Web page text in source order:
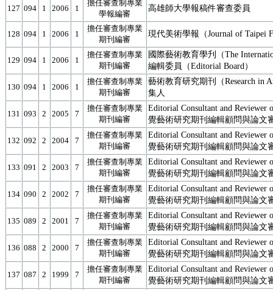
127 094 1 2006 1
擔任審查制專業
學報編審
高雄師大學報稿件審查委員
128 094 1 2006 1
擔任審查制專業
期刊編審
現代美術學報（Journal of Taipei
129 094 1 2006 1
擔任審查制專業
期刊編審
國際藝術教育學刋（The
編輯委員（Editorial Board）
130 094 1 2006 1
擔任審查制專業
期刊編審
藝術教育研究期刊（Research in
集人
131 093 2 2005 7
擔任審查制專業
期刊編審
Editorial Consultant and Reviewer
覺藝術研究期刊編輯顧問與論文
132 092 2 2004 7
擔任審查制專業
期刊編審
Editorial Consultant and Reviewer
覺藝術研究期刊編輯顧問與論文
133 091 2 2003 7
擔任審查制專業
期刊編審
Editorial Consultant and Reviewer
覺藝術研究期刊編輯顧問與論文
134 090 2 2002 7
擔任審查制專業
期刊編審
Editorial Consultant and Reviewer
覺藝術研究期刊編輯顧問與論文
135 089 2 2001 7
擔任審查制專業
期刊編審
Editorial Consultant and Reviewer
覺藝術研究期刊編輯顧問與論文
136 088 2 2000 7
擔任審查制專業
期刊編審
Editorial Consultant and Reviewer
覺藝術研究期刊編輯顧問與論文
137 087 2 1999 7
擔任審查制專業
期刊編審
Editorial Consultant and Reviewer
覺藝術研究期刊編輯顧問與論文